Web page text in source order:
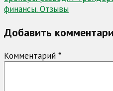
финансы. Отзывы
Добавить
Комментарий *